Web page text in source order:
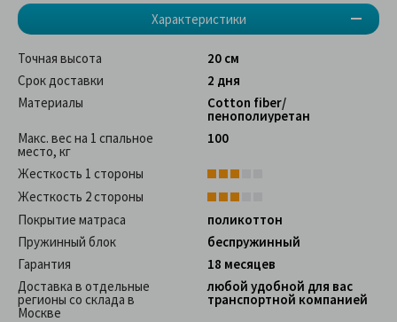
Характеристики
Точная высота
20 см
Срок доставки
2 дня
Материалы
Сotton fiber/
пенополиуретан
Макс. вес на 1 спальное
место, кг
100
Жесткость 1 стороны
Жесткость 2 стороны
Покрытие матраса
поликоттон
Пружинный блок
беспружинный
Гарантия
18 месяцев
Доставка в отдельные
регионы со склада в
Москве
любой удобной для вас
транспортной компанией